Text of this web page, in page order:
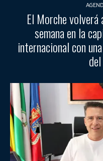
El Morche
semana en la
internacional con